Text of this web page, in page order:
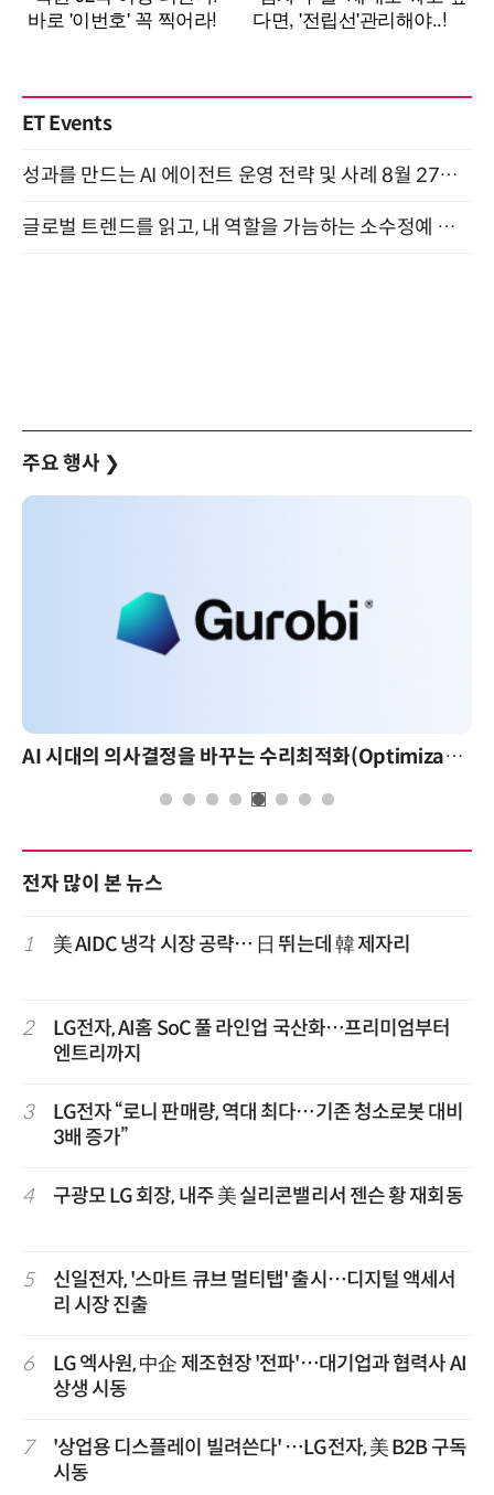
ET Events
성과를 만드는 AI 에이전트 운영 전략 및 사례 8월 27일 개최
글로벌 트렌드를 읽고, 내 역할을 가늠하는 소수정예 실습 워크숍 (8/28)
주요 행사 ❯
AI 시대의 의사결정을 바꾸는 수리최적화(Optimization): 실제 산업 적용 사례와 활용 전략 AI 핀옵스 실전 세미나: 폭증하는 AI 토큰 비용 관
전자 많이 본 뉴스
1 美 AIDC 냉각 시장 공략… 日 뛰는데 韓 제자리
2
LG전자, AI홈 SoC 풀 라인업 국산화…프리미엄부터
엔트리까지
3
LG전자 “로니 판매량, 역대 최다…기존 청소로봇 대비
3배 증가”
4 구광모 LG 회장, 내주 美 실리콘밸리서 젠슨 황 재회동
5
신일전자, '스마트 큐브 멀티탭' 출시…디지털 액세서
리 시장 진출
6
LG 엑사원, 中企 제조현장 '전파'…대기업과 협력사 AI
상생 시동
7
'상업용 디스플레이 빌려쓴다' …LG전자, 美 B2B 구독
시동